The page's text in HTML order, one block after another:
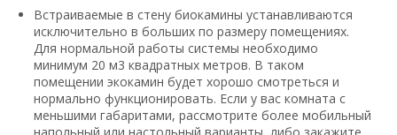
Встраиваемые в стену биокамины устанавливаются
исключительно в больших по размеру помещениях.
Для нормальной работы системы необходимо
минимум 20 м3 квадратных метров. В таком
помещении экокамин будет хорошо смотреться и
нормально функционировать. Если у вас комната с
меньшими габаритами, рассмотрите более мобильный